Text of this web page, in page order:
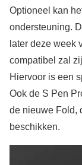
Optioneel kan
ondersteuning.
later deze week
compatibel zal
Hiervoor is een
Ook de S Pen
de nieuwe Fold,
beschikken.